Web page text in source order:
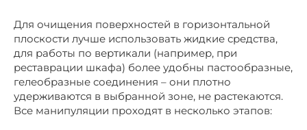
Для очищения поверхностей в горизонтальной
плоскости лучше использовать жидкие средства,
для работы по вертикали (например, при
реставрации шкафа) более удобны пастообразные,
гелеобразные соединения – они плотно
удерживаются в выбранной зоне, не растекаются.
Все манипуляции проходят в несколько этапов: